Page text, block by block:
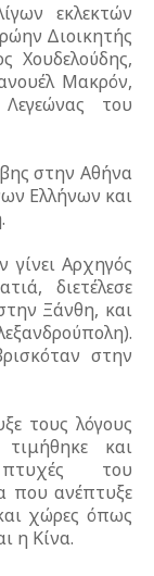
εκλεκτών
Διοικητής
Χουδελούδης,
Μακρόν,
του
στην Αθήνα
Ελλήνων και
γίνει Αρχηγός
διετέλεσε
Ξάνθη, και
στην
τους λόγους
και
του
που ανέπτυξε
χώρες όπως
η Κίνα.